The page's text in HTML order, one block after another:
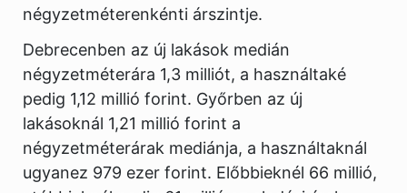
négyzetméterenkénti árszintje.
Debrecenben az új lakások medián
négyzetméterára 1,3 milliót, a használtaké
pedig 1,12 millió forint. Győrben az új
lakásoknál 1,21 millió forint a
négyzetméterárak mediánja, a használtaknál
ugyanez 979 ezer forint. Előbbieknél 66 millió,